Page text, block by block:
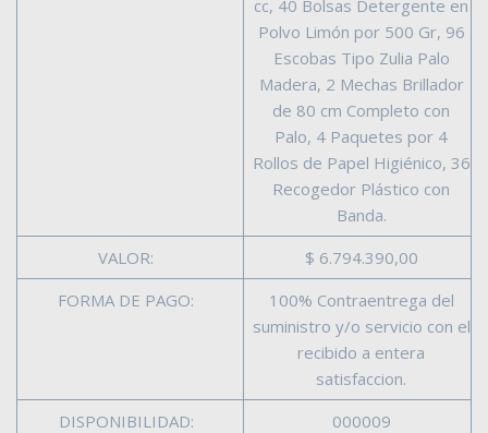
cc, 40 Bolsas Detergente en
Polvo Limón por 500 Gr, 96
Escobas Tipo Zulia Palo
Madera, 2 Mechas Brillador
de 80 cm Completo con
Palo, 4 Paquetes por 4
Rollos de Papel Higiénico, 36
Recogedor Plástico con
Banda.
VALOR:
$ 6.794.390,00
FORMA DE PAGO:
100% Contraentrega del
suministro y/o servicio con el
recibido a entera
satisfaccion.
DISPONIBILIDAD:
000009